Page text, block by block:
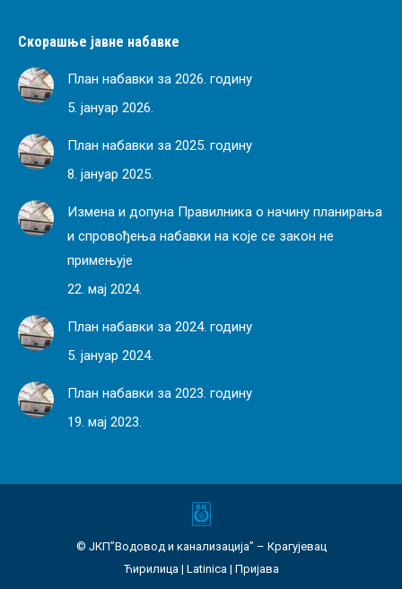
Скорашње јавне набавке
План набавки за 2026. годину
5. јануар 2026.
План набавки за 2025. годину
8. јануар 2025.
Измена и допуна Правилника о начину планирања
и спровођења набавки на које се закон не
примењује
22. мај 2024.
План набавки за 2024. годину
5. јануар 2024.
План набавки за 2023. годину
19. мај 2023.
© ЈКП”Водовод и канализација” – Крагујевац
Ћирилица | Latinica | Пријава